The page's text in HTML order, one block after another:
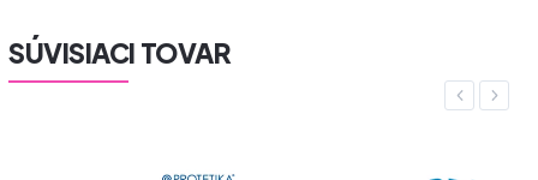
SÚVISIACI TOVAR
Previous
Next